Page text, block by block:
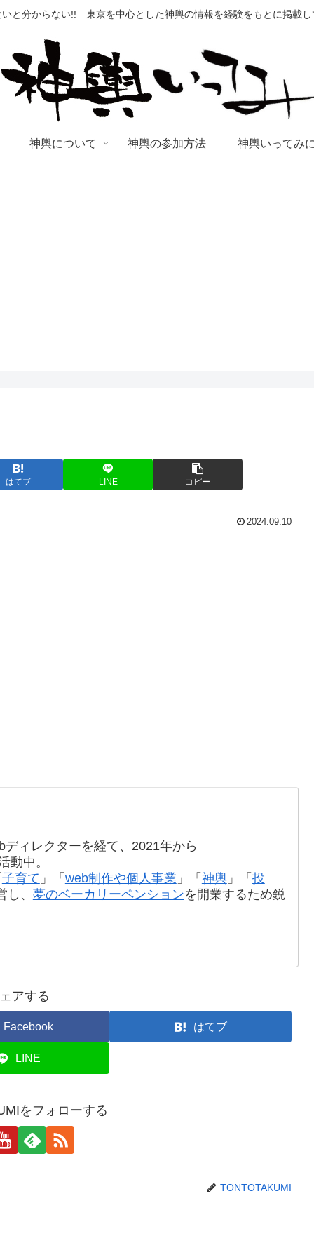
と分からない!! 東京を中心とした神輿の情報を経験をもとに掲載
神輿について 神輿の参加方法 神輿いってみ
はてブ LINE コピー
2024.09.10
ィレクターを経て、2021年から
動中。
子育て 」「 web制作や個人事業 」「 神輿」「 投
、 夢のベーカリーペンションを開業するため鋭
アする
Facebook はてブ
LINE
をフォローする
TONTOTAKUMI